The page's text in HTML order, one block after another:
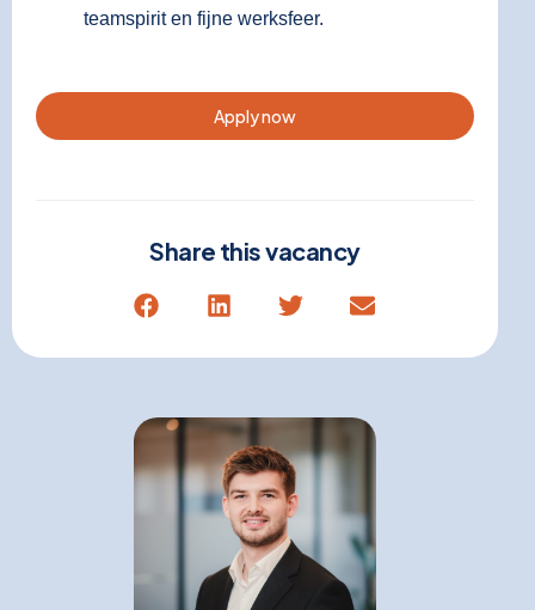
teamspirit en fijne werksfeer.
Apply now
Share this vacancy